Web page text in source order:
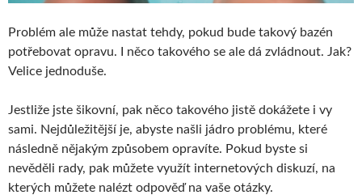
Problém ale může nastat tehdy, pokud bude takový bazén
potřebovat opravu. I něco takového se ale dá zvládnout. Jak?
Velice jednoduše.
Jestliže jste šikovní, pak něco takového jistě dokážete i vy
sami. Nejdůležitější je, abyste našli jádro problému, které
následně nějakým způsobem opravíte. Pokud byste si
nevěděli rady, pak můžete využít internetových diskuzí, na
kterých můžete nalézt odpověď na vaše otázky.